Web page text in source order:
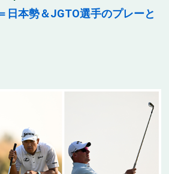
日本勢＆JGTO選手のプレーと